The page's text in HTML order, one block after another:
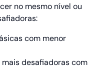
no mesmo nível ou
com menor
desafiadoras com